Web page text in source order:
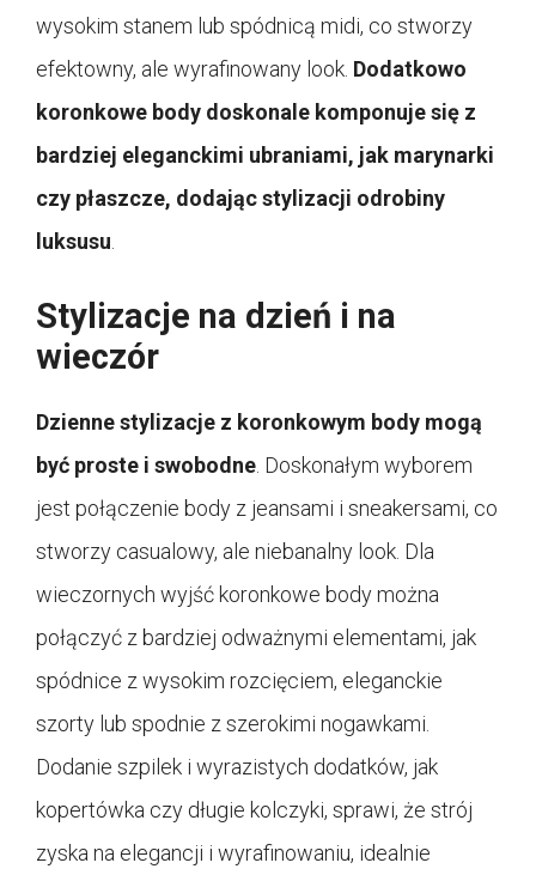
wysokim stanem lub spódnicą midi, co stworzy
efektowny, ale wyrafinowany look. Dodatkowo
koronkowe body doskonale komponuje się z
bardziej eleganckimi ubraniami, jak marynarki
czy płaszcze, dodając stylizacji odrobiny
luksusu
Stylizacje na dzień i na
wieczór
Dzienne stylizacje z koronkowym body mogą
być proste i swobodne . Doskonałym wyborem
jest połączenie body z jeansami i sneakersami, co
stworzy casualowy, ale niebanalny look. Dla
wieczornych wyjść koronkowe body można
połączyć z bardziej odważnymi elementami, jak
spódnice z wysokim rozcięciem, eleganckie
szorty lub spodnie z szerokimi nogawkami.
Dodanie szpilek i wyrazistych dodatków, jak
kopertówka czy długie kolczyki, sprawi, że strój
zyska na elegancji i wyrafinowaniu, idealnie